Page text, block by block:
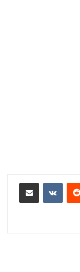
مشاركة عبر البريد